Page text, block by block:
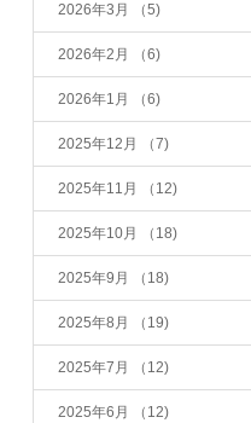
2026年3月 （5)
2026年2月 （6)
2026年1月 （6)
2025年12月 （7)
2025年11月 （12)
2025年10月 （18)
2025年9月 （18)
2025年8月 （19)
2025年7月 （12)
2025年6月 （12)